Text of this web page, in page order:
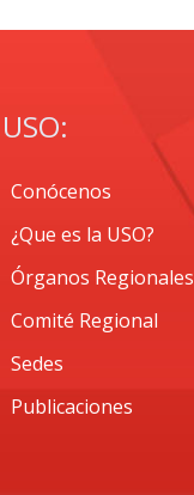
Conócenos
¿Que es la USO?
Órganos Regionales
Comité Regional
Sedes
Publicaciones